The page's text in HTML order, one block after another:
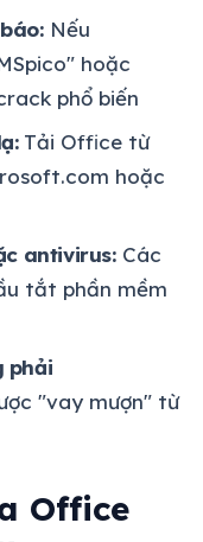
Nếu
hoặc
phổ biến
Tải Office từ
hoặc
antivirus:Các
tắt phần mềm
phải
"vay mượn" từ
Office